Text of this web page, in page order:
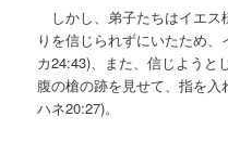
しかし、弟子たちはイエス
りを信じられずにいたため
カ24:43)、また、信じようと
腹の槍の跡を見せて、指を
ハネ20:27)。